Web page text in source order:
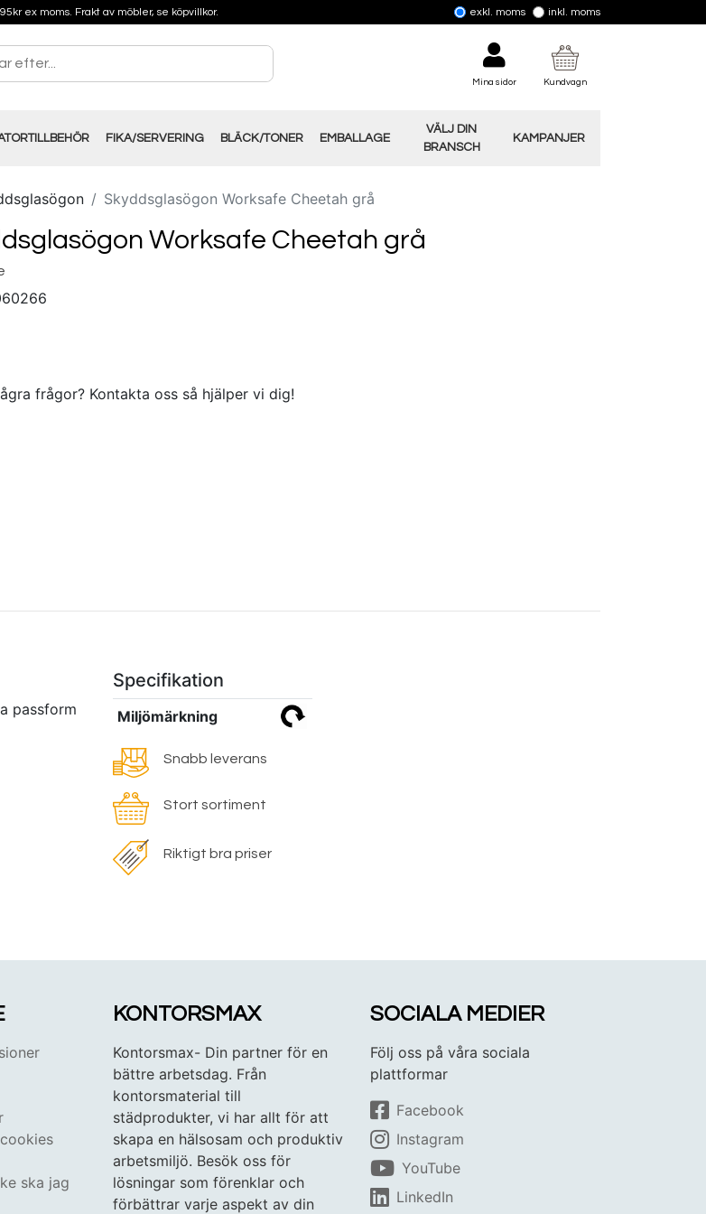
ex moms. Frakt av möbler, se köpvillkor. exkl. moms inkl. moms
Mina sidor Kundvagn
FIKA/SERVERING BLÄCK/TONER EMBALLAGE
VÄLJ DIN
BRANSCH
KAMPANJER
Skyddsglasögon Worksafe Cheetah grå
Worksafe Cheetah grå
frågor? Kontakta oss så hjälper vi dig!
passform
Specifikation
Miljömärkning
Snabb leverans
Stort sortiment
Riktigt bra priser
ska jag
KONTORSMAX
Kontorsmax- Din partner för en
bättre arbetsdag. Från
kontorsmaterial till
städprodukter, vi har allt för att
skapa en hälsosam och produktiv
arbetsmiljö. Besök oss för
lösningar som förenklar och
förbättrar varje aspekt av din
SOCIALA MEDIER
Följ oss på våra sociala
plattformar
Facebook
Instagram
YouTube
LinkedIn